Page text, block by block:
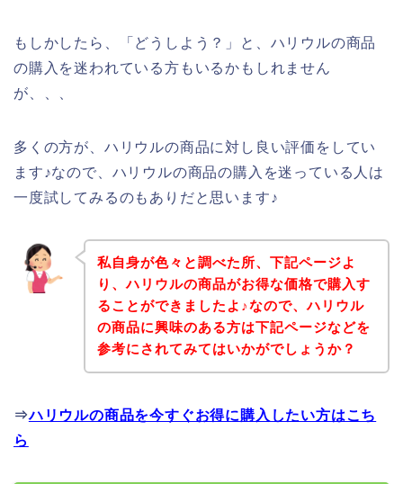
もしかしたら、「どうしよう？」と、ハリウルの商品
の購入を迷われている方もいるかもしれません
が、、、
多くの方が、ハリウルの商品に対し良い評価をしてい
ます♪なので、ハリウルの商品の購入を迷っている人は
一度試してみるのもありだと思います♪
私自身が色々と調べた所、下記ページよ
り、ハリウルの商品がお得な価格で購入す
ることができましたよ♪なので、ハリウル
の商品に興味のある方は下記ページなどを
参考にされてみてはいかがでしょうか？
⇒ハリウルの商品を今すぐお得に購入したい方はこち
ら